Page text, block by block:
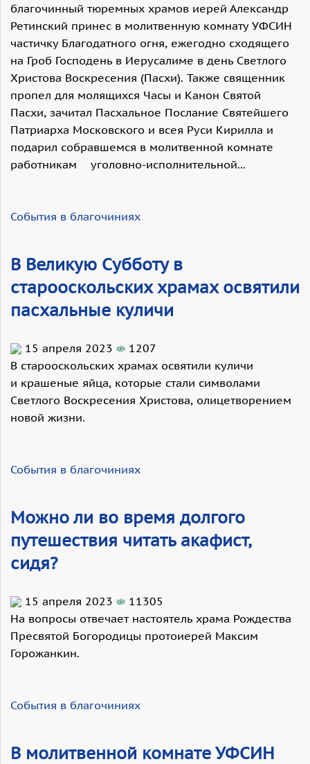
благочинный тюремных храмов иерей Александр
Ретинский принес в молитвенную комнату УФСИН
частичку Благодатного огня, ежегодно сходящего
на Гроб Господень в Иерусалиме в день Светлого
Христова Воскресения (Пасхи). Также священник
пропел для молящихся Часы и Канон Святой
Пасхи, зачитал Пасхальное Послание Святейшего
Патриарха Московского и всея Руси Кирилла и
подарил собравшемся в молитвенной комнате
работникам уголовно-исполнительной...
События в благочиниях
В Великую Субботу в
старооскольских храмах освятили
пасхальные куличи
15 апреля 2023
1207
В старооскольских храмах освятили куличи
и крашеные яйца, которые стали символами
Светлого Воскресения Христова, олицетворением
новой жизни.
События в благочиниях
Можно ли во время долгого
путешествия читать акафист,
сидя?
15 апреля 2023
11305
На вопросы отвечает настоятель храма Рождества
Пресвятой Богородицы протоиерей Максим
Горожанкин.
События в благочиниях
В молитвенной комнате УФСИН